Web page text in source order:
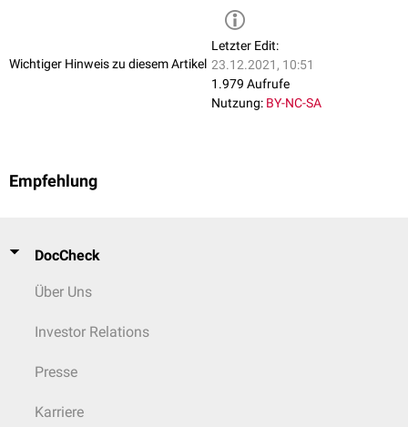
Wichtiger Hinweis zu diesem Artikel
Letzter Edit:
23.12.2021, 10:51
1.979 Aufrufe
Nutzung: BY-NC-SA
Empfehlung
DocCheck
Über Uns
Investor Relations
Presse
Karriere